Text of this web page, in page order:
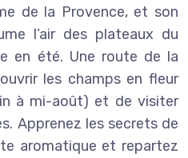
de la Provence, et son
l’air des plateaux du
en été. Une route de la
les champs en fleur
à mi-août) et de visiter
Apprenez les secrets de
aromatique et repartez